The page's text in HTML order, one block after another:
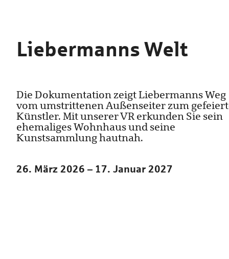
Liebermanns Welt
Die Dokumentation zeigt Liebermanns Weg
vom umstrittenen Außenseiter zum
Künstler. Mit unserer VR erkunden Sie sein
ehemaliges Wohnhaus und seine
Kunstsammlung hautnah.
26. März 2026 – 17. Januar 2027